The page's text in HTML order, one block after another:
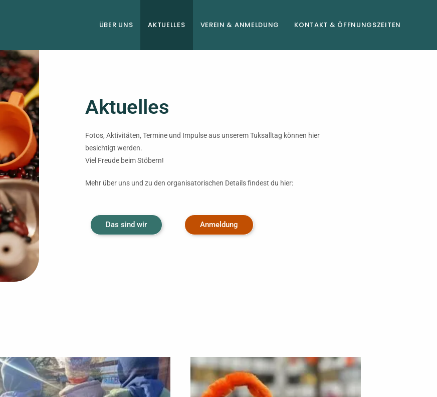
ÜBER UNS AKTUELLES VEREIN & ANMELDUNG KONTAKT & ÖFFNUNGSZEITEN
Aktuelles
Fotos, Aktivitäten, Termine und Impulse aus unserem Tuksalltag können hier
besichtigt werden.
Viel Freude beim Stöbern!
Mehr über uns und zu den organisatorischen Details findest du hier:
Das sind wir Anmeldung